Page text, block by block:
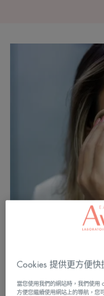
Cookies 提供更方便快
當您使用我們的網站時，我們使用
方便您繼續使用網站上的導航，您